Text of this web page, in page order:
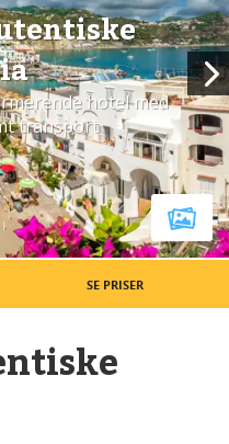
hotel med
transport
SE PRISER